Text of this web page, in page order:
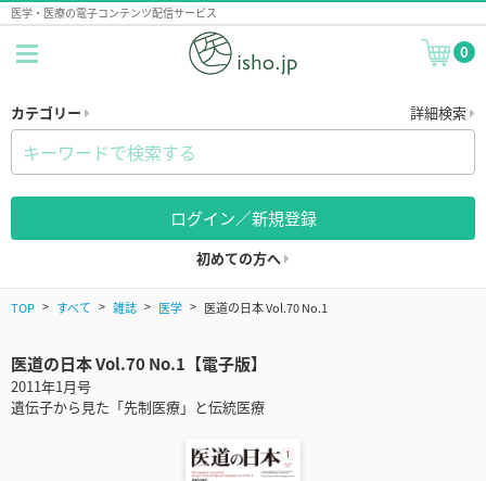
医学・医療の電子コンテンツ配信サービス
0
カテゴリー 詳細検索
ログイン／新規登録
初めての方へ
TOP すべて 雑誌 医学 医道の日本 Vol.70 No.1
医道の日本 Vol.70 No.1【電子版】
2011年1月号
遺伝子から見た「先制医療」と伝統医療